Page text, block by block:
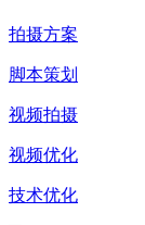
拍摄方案
脚本策划
视频拍摄
视频优化
技术优化